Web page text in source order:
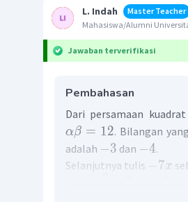
L. Indah
Master Teacher
Mahasiswa/Alumni
Jawaban terverifikasi
Pembahasan
Dari persamaan
αβ = 12. Bilangan
adalah −3 dan −4.
Selanjutnya tulis
7x